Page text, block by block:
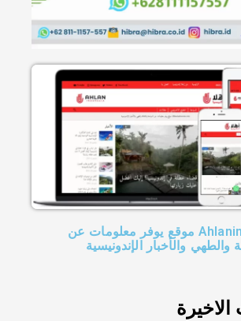
Ahlanindonesia.Com موقع يوفر معلومات عن
والطهي والأخبار الإندونيسية